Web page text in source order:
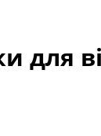
для